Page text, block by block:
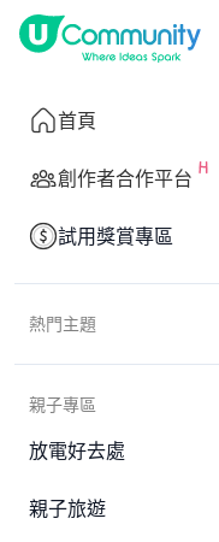
首頁
創作者合作平台
試用獎賞專區
熱門主題
親子專區
放電好去處
親子旅遊